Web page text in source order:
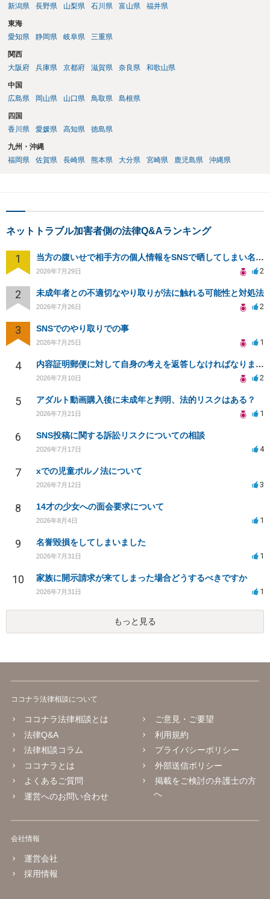
新潟県
長野県 山梨県 石川県 富山県 福井県
東海
愛知県
静岡県 岐阜県 三重県
関西
大阪府
兵庫県 京都府 滋賀県 奈良県 和歌山県
中国
広島県
岡山県 山口県 鳥取県 島根県
四国
香川県
愛媛県 高知県 徳島県
九州・沖縄
福岡県
佐賀県 長崎県 熊本県 大分県 宮崎県 鹿児島県 沖縄県
ネットトラブル加害者側の法律Q&Aランキング
1 当方の腹いせで相手方の個人情報をSNSで晒してしまい名誉毀損させてしまったかもしれない
2026年7月29日 2
2 未成年者との不適切なやり取りが法に触れる可能性と対処法
2026年7月26日 2
3 SNSでのやり取りでの事
2026年7月25日 1
4 内容証明郵便に対して自身の考えを返答しなければなりませんか？
2026年7月10日 2
5 アダルト動画購入後に未成年と判明、法的リスクはある？
2026年7月21日 1
6 SNS投稿に関する訴訟リスクについての相談
2026年7月17日 4
7 xでの児童ポルノ法について
2026年7月12日 3
8 14才の少女への面会要求について
2026年8月4日 1
9 名誉毀損をしてしまいました
2026年7月31日 1
10 家族に開示請求が来てしまった場合どうするべきですか
2026年7月31日 1
もっと見る
ココナラ法律相談について
ココナラ法律相談とは
法律Q&A
法律相談コラム
ココナラとは
よくあるご質問
運営へのお問い合わせ
ご意見・ご要望
利用規約
プライバシーポリシー
外部送信ポリシー
掲載をご検討の弁護士の方
へ
会社情報
運営会社
採用情報